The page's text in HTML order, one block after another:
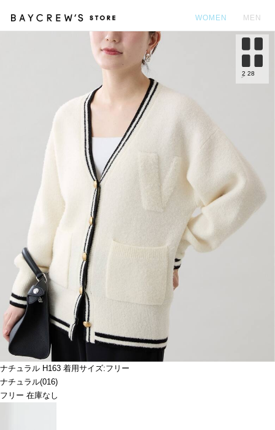
WOMEN MEN
ナチュラル H163 着用サイズ:フリー
ナチュラル(016)
フリー 在庫なし
2 28